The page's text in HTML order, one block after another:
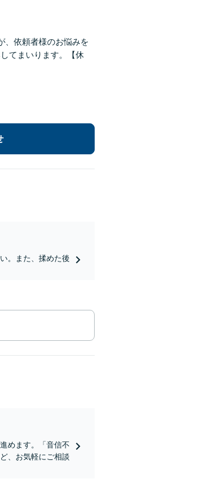
、依頼者様のお悩みを
てまいります。【休
。また、揉めた後
めます。「音信不
、お気軽にご相談